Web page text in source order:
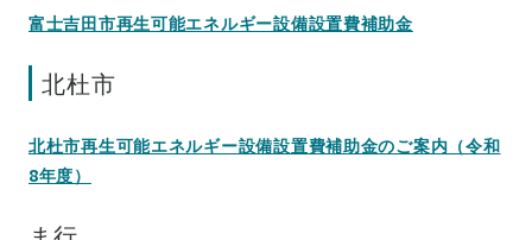
富士吉田市再生可能エネルギー設備設置費補助金
北杜市
北杜市再生可能エネルギー設備設置費補助金のご案内（令和
8年度）